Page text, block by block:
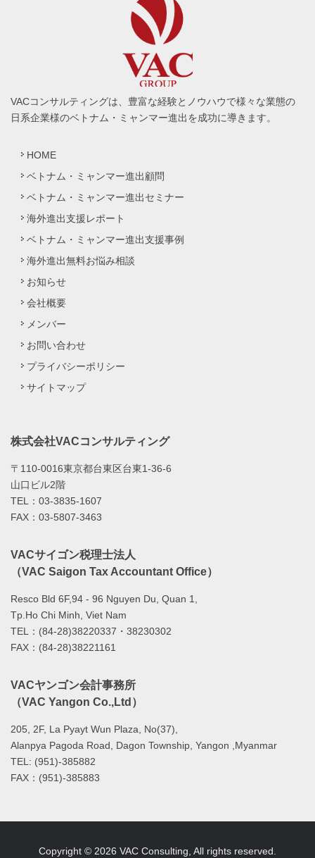
VACコンサルティングは、豊富な経験とノウハウで様々な業態の
日系企業様のベトナム・ミャンマー進出を成功に導きます。
HOME
ベトナム・ミャンマー進出顧問
ベトナム・ミャンマー進出セミナー
海外進出支援レポート
ベトナム・ミャンマー進出支援事例
海外進出無料お悩み相談
お知らせ
会社概要
メンバー
お問い合わせ
プライバシーポリシー
サイトマップ
株式会社VACコンサルティング
〒110-0016東京都台東区台東1-36-6
山口ビル2階
TEL：03-3835-1607
FAX：03-5807-3463
VACサイゴン税理士法人
（VAC Saigon Tax Accountant Office）
Resco Bld 6F,94 - 96 Nguyen Du, Quan 1,
Tp.Ho Chi Minh, Viet Nam
TEL：(84-28)38220337・38230302
FAX：(84-28)38221161
VACヤンゴン会計事務所
（VAC Yangon Co.,Ltd）
205, 2F, La Pyayt Wun Plaza, No(37),
Alanpya Pagoda Road, Dagon Township, Yangon ,Myanmar
TEL: (951)-385882
FAX：(951)-385883
Copyright © 2026 VAC Consulting, All rights reserved.